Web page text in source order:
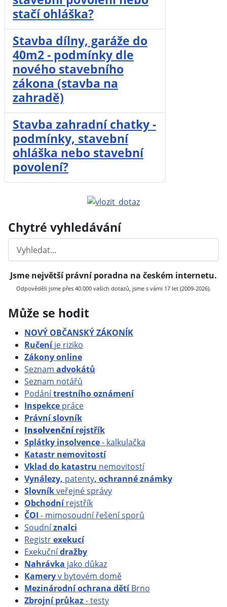
stačí ohláška?
Stavba dílny, garáže do
40m2 - podmínky dle
nového stavebního
zákona (stavba na
zahradě)
Stavba zahradní chatky -
podmínky, stavební
ohláška nebo stavební
povolení?
Chytré vyhledávání
Hledat
Jsme největší právní poradna na českém internetu.
Odpověděli jsme přes 40.000 vašich dotazů, jsme s vámi 17 let (2009-2026).
Může se hodit
NOVÝ OBČANSKÝ ZÁKONÍK
Ručeníje riziko
Zákony online
Seznam advokátů
Seznam notářů
Podánítrestního oznámení
Inspekce práce
Právní slovník
Insolvenčnírejstřík
Splátky insolvence- kalkulačka
Katastr nemovitostí
Vklad do katastru nemovitostí
Vynálezy, patenty, ochranné známky
Slovníkveřejné správy
Obchodnírejstřík
ČOI - mimosoudní řešení sporů
Soudníznalci
Registrexekucí
Exekučnídražby
Nahrávka jako důkaz
Kameryv bytovém domě
Mezinárodní ochrana dětíBrno
Zbrojní průkaz- testy